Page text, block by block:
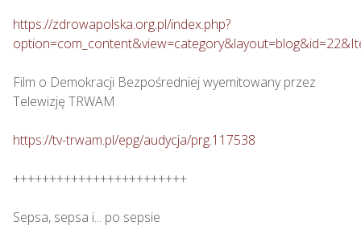
https://zdrowapolska.org.pl/index.php?
Film o Demokracji Bezpośredniej wyemitowany przez
Telewizję TRWAM
https://tv-trwam.pl/epg/audycja/prg.117538
++++++++++++++++++++++++
Sepsa, sepsa i... po sepsie